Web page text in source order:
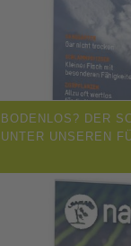
BODENLOS? DER
UNTER UNSEREN